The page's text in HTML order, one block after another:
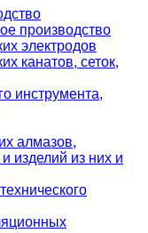
производство
электродов
канатов, сеток,
инструмента,
алмазов,
изделий из них и